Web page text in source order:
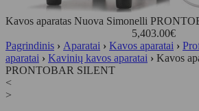
Kavos aparatas Nuova Simonelli
5,403.00€
Pagrindinis › Aparatai › Kavos aparatai ›
aparatai › Kavinių kavos aparatai › Kavos
PRONTOBAR SILENT
<
>